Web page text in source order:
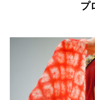
プ